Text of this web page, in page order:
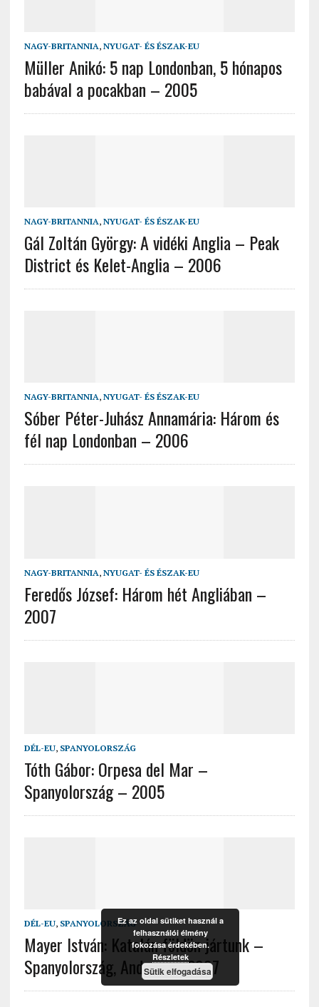
NAGY-BRITANNIA, NYUGAT- ÉS ÉSZAK-EU
Müller Anikó: 5 nap Londonban, 5 hónapos
babával a pocakban – 2005
NAGY-BRITANNIA, NYUGAT- ÉS ÉSZAK-EU
Gál Zoltán György: A vidéki Anglia – Peak
District és Kelet-Anglia – 2006
NAGY-BRITANNIA, NYUGAT- ÉS ÉSZAK-EU
Sóber Péter-Juhász Annamária: Három és
fél nap Londonban – 2006
NAGY-BRITANNIA, NYUGAT- ÉS ÉSZAK-EU
Feredős József: Három hét Angliában –
2007
DÉL-EU, SPANYOLORSZÁG
Tóth Gábor: Orpesa del Mar –
Spanyolország – 2005
DÉL-EU, SPANYOLORSZÁG
Mayer István: Katalán földön jártunk –
Spanyolország, Andorra – 2007
Ez az oldal sütiket használ a
felhasználói élmény
fokozása érdekében.
Részletek
Sütik elfogadása